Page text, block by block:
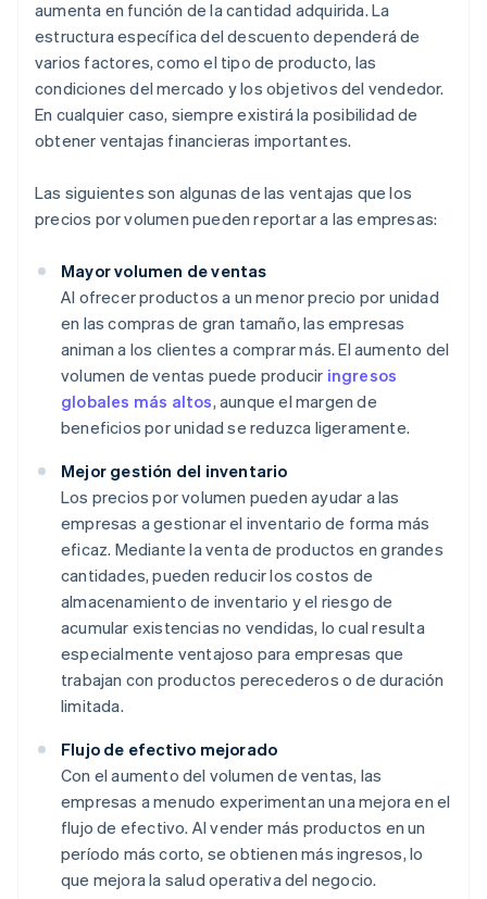
aumenta en función de la cantidad adquirida. La
estructura específica del descuento dependerá de
varios factores, como el tipo de producto, las
condiciones del mercado y los objetivos del vendedor.
En cualquier caso, siempre existirá la posibilidad de
obtener ventajas financieras importantes.
Las siguientes son algunas de las ventajas que los
precios por volumen pueden reportar a las empresas:
Mayor volumen de ventas
Al ofrecer productos a un menor precio por unidad
en las compras de gran tamaño, las empresas
animan a los clientes a comprar más. El aumento del
volumen de ventas puede producir ingresos
globales más altos, aunque el margen de
beneficios por unidad se reduzca ligeramente.
Mejor gestión del inventario
Los precios por volumen pueden ayudar a las
empresas a gestionar el inventario de forma más
eficaz. Mediante la venta de productos en grandes
cantidades, pueden reducir los costos de
almacenamiento de inventario y el riesgo de
acumular existencias no vendidas, lo cual resulta
especialmente ventajoso para empresas que
trabajan con productos perecederos o de duración
limitada.
Flujo de efectivo mejorado
Con el aumento del volumen de ventas, las
empresas a menudo experimentan una mejora en el
flujo de efectivo. Al vender más productos en un
período más corto, se obtienen más ingresos, lo
que mejora la salud operativa del negocio.